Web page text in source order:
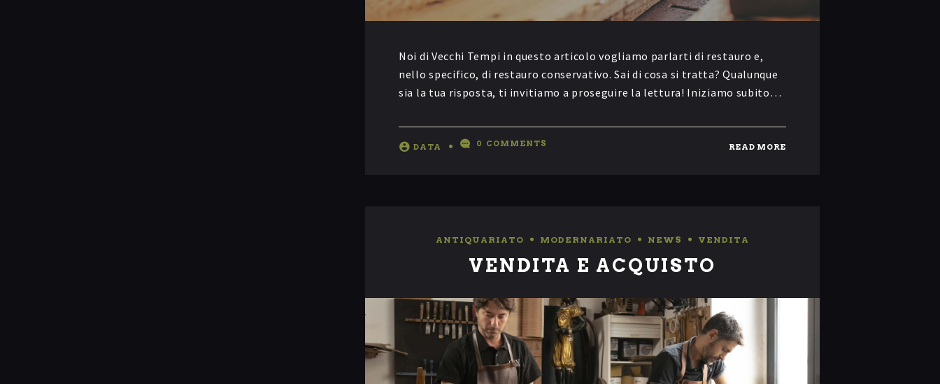
Noi di Vecchi Tempi in questo articolo vogliamo parlarti di restauro e,
nello specifico, di restauro conservativo. Sai di cosa si tratta? Qualunque
sia la tua risposta, ti invitiamo a proseguire la lettura! Iniziamo subito…
DATA 0 COMMENTS READ MORE
ANTIQUARIATO MODERNARIATO NEWS VENDITA
VENDITA E ACQUISTO